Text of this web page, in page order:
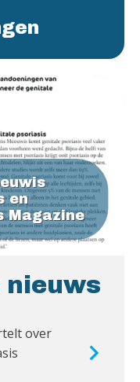
en
Magazine
nieuws
over